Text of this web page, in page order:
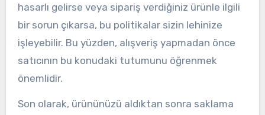
hasarlı gelirse veya sipariş verdiğiniz ürünle ilgili
bir sorun çıkarsa, bu politikalar sizin lehinize
işleyebilir. Bu yüzden, alışveriş yapmadan önce
satıcının bu konudaki tutumunu öğrenmek
önemlidir.
Son olarak, ürününüzü aldıktan sonra saklama